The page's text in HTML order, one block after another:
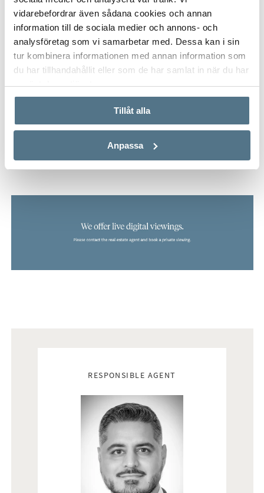
vidarebefordrar även sådana cookies och annan
information till de sociala medier och annons- och
analysföretag som vi samarbetar med. Dessa kan i sin
tur kombinera informationen med annan information som
du har tillhandahållit eller som de har samlat in när du har
använt deras tjänster.
Tillåt alla
Anpassa
PROPERTY FACT
VISA INNEHÅLL
ABOUT NUEVA ANDALUCÍA
VISA INNEHÅLL
RESPONSIBLE AGENT